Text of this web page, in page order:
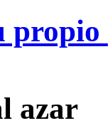
propio
azar